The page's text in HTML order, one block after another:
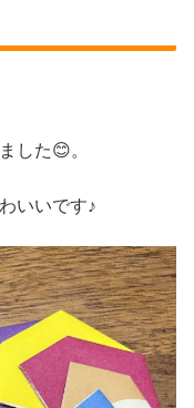
した😊。
いいです♪